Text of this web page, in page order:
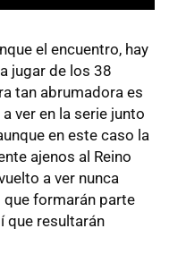
el encuentro, hay
jugar de los 38
tan abrumadora es
ver en la serie junto
en este caso la
ajenos al Reino
a ver nunca
que formarán parte
que resultarán